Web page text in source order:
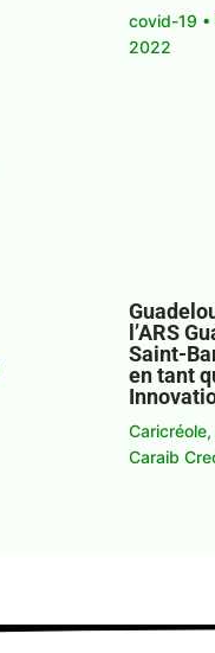
covid-19
2022
l’ARS
Saint-
en tant
Caricréole
Caraib